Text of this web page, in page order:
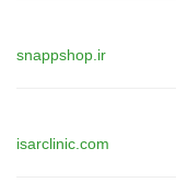
snappshop.ir
isarclinic.com